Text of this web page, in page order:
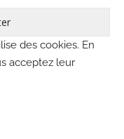
des cookies. En
acceptez leur